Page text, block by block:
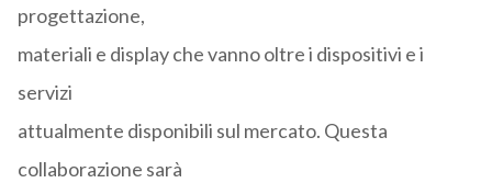
progettazione,
materiali e display che vanno oltre i dispositivi e i
servizi
attualmente disponibili sul mercato. Questa
collaborazione sarà